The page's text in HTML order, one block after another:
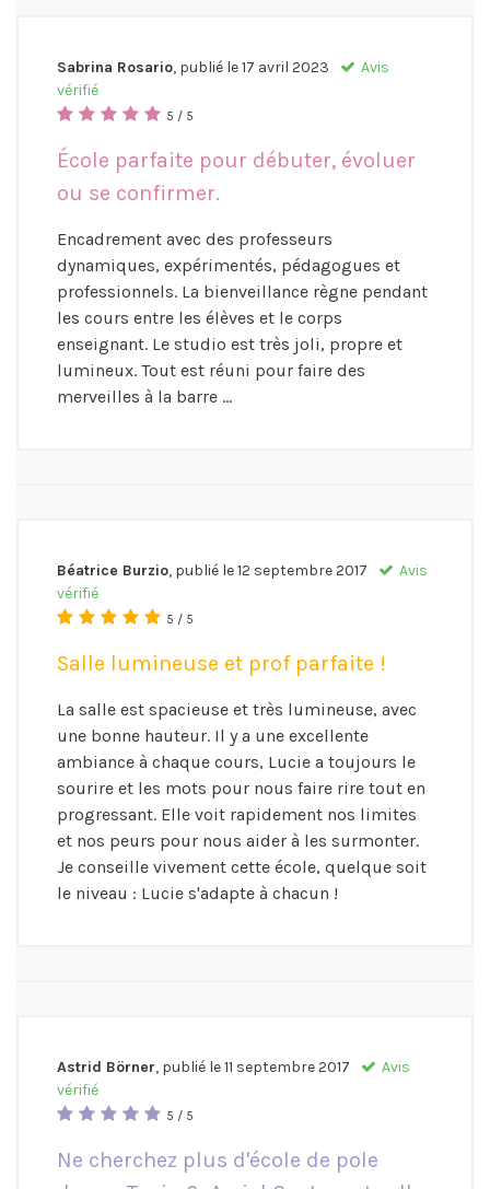
Sabrina Rosario, publié le17 avril 2023
Avis
vérifié
5 / 5
École parfaite pour débuter, évoluer
ou se confirmer.
Encadrement avec des professeurs
dynamiques, expérimentés, pédagogues et
professionnels. La bienveillance règne pendant
les cours entre les élèves et le corps
enseignant. Le studio est très joli, propre et
lumineux. Tout est réuni pour faire des
merveilles à la barre …
Béatrice Burzio, publié le12 septembre 2017
Avis
vérifié
5 / 5
Salle lumineuse et prof parfaite !
La salle est spacieuse et très lumineuse, avec
une bonne hauteur. Il y a une excellente
ambiance à chaque cours, Lucie a toujours le
sourire et les mots pour nous faire rire tout en
progressant. Elle voit rapidement nos limites
et nos peurs pour nous aider à les surmonter.
Je conseille vivement cette école, quelque soit
le niveau : Lucie s'adapte à chacun !
Astrid Börner, publié le11 septembre 2017
Avis
vérifié
5 / 5
Ne cherchez plus d'école de pole